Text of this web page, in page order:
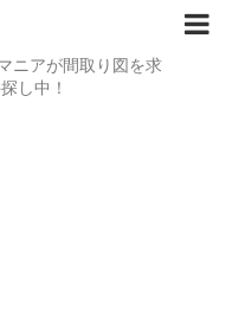
ニアが間取り図を求
し中！